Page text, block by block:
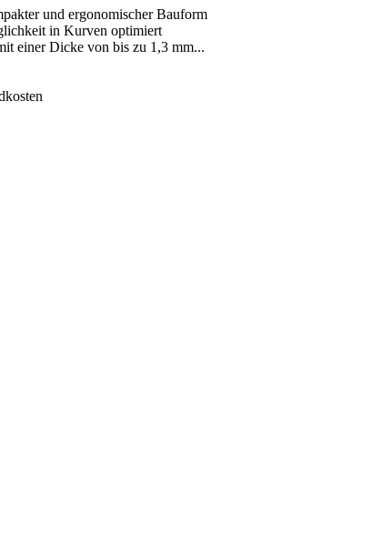
und ergonomischer Bauform
in Kurven optimiert
einer Dicke von bis zu 1,3 mm...